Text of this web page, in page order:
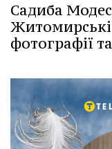
Садиба
фотографії